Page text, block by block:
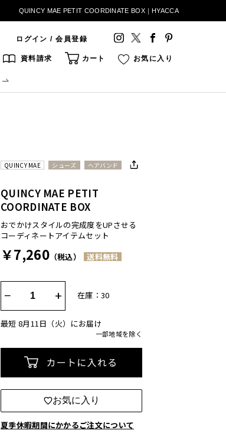
QUINCY MAE PETIT COORDINATE BOX｜HYACCA
ログイン / 会員登録
資料請求 カート お気に入り
QUINCY MAE シューズ ヘアバンド
QUINCY MAE PETIT
COORDINATE BOX
おでかけスタイルの完成度をUPさせる
コーディネートアイテムセット
￥7,260（税込） 送料無料
− + 在庫：30
最短 8月11日（火）にお届け
一部地域を除く
お気に入り
夏季休暇期間にかかるご注文について